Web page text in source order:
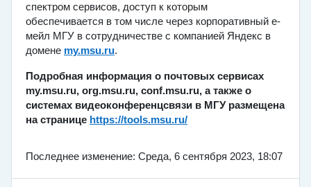
спектром сервисов, доступ к которым
обеспечивается в том числе через корпоративный е-
мейл МГУ в сотрудничестве с компанией Яндекс в
домене my.msu.ru.
Подробная информация о почтовых сервисах
my.msu.ru, org.msu.ru, conf.msu.ru, а также о
системах видеоконференцсвязи в МГУ размещена
на странице https://tools.msu.ru/
Последнее изменение: Среда, 6 сентября 2023, 18:07